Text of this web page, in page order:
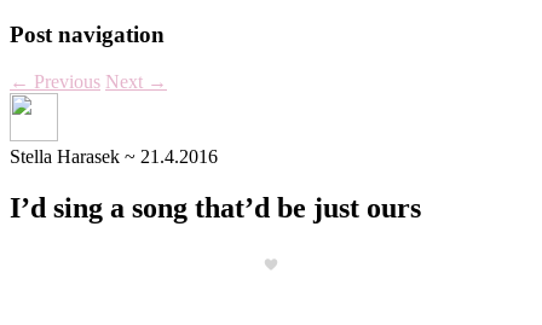
Post navigation
← Previous Next →
Stella Harasek ~ 21.4.2016
I’d sing a song that’d be just ours